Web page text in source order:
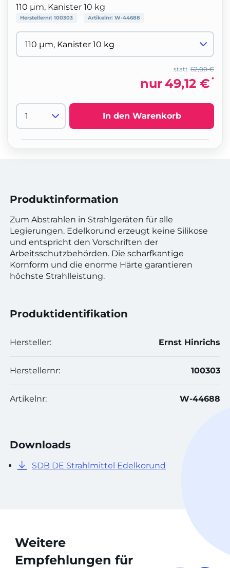
110 µm, Kanister 10 kg
Herstellernr: 100303 Artikelnr: W-44688
62,00 €
statt
nur49,12 € *
In den Warenkorb
Produktinformation
Zum Abstrahlen in Strahlgeräten für alle
Legierungen. Edelkorund erzeugt keine Silikose
und entspricht den Vorschriften der
Arbeitsschutzbehörden. Die scharfkantige
Kornform und die enorme Härte garantieren
höchste Strahlleistung.
Produktidentifikation
Hersteller: Ernst Hinrichs
Herstellernr: 100303
Artikelnr: W-44688
Downloads
SDB DE Strahlmittel Edelkorund
Weitere
Empfehlungen für